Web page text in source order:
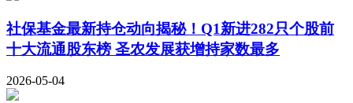
社保基金最新持仓动向揭秘！Q1新进282只个股前
十大流通股东榜 圣农发展获增持家数最多
2026-05-04